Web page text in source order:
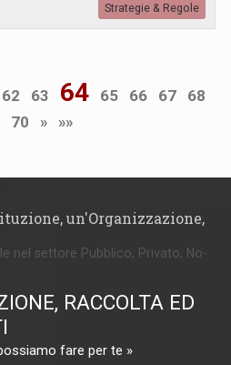
Strategie & Regole
62 63 64 65 66 67
68
70 » »»
un'Organizzazione,
nel settore Pubblico, Privato, No-
RACCOLTA ED
fare per te »